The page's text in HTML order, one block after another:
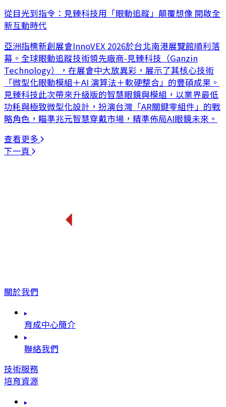
從目光到指令：見臻科技用「眼動追蹤」顛覆想像 開啟全
新互動時代
亞洲指標新創展會InnoVEX 2026於台北南港展覽館順利落
幕。全球眼動追蹤技術領先廠商-見臻科技（Ganzin
Technology），在展會中大放異彩，展示了其核心技術
「微型化眼動模組＋AI 演算法＋軟硬整合」的豐碩成果。
見臻科技此次帶來升級版的智慧眼鏡與模組，以業界最低
功耗與極致微型化設計，扮演台灣「AR關鍵零組件」的戰
略角色，瞄準兆元智慧穿戴市場，精準佈局AI眼鏡未來。
查看更多
下一頁
關於我們
育成中心簡介
聯絡我們
技術服務
培育資源